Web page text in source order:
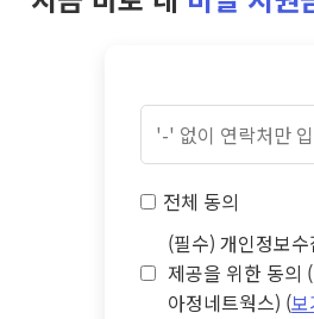
전체 동의
(필수) 개인정보
제공을 위한 동의
아정네트웍스) (